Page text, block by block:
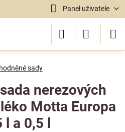
Panel uživatele
sady
nerezových
Motta Europa
l a 0,5 l